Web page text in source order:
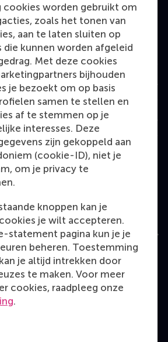
cookies worden gebruikt om
zoals het tonen van
aan te laten sluiten op
die kunnen worden afgeleid
Met deze cookies
bijhouden
je bezoekt om op basis
samen te stellen en
af te stemmen op je
interesses. Deze
zijn gekoppeld aan
(cookie-ID), niet je
om je privacy te
knoppen kan je
je wilt accepteren.
statement pagina kun je je
beheren. Toestemming
je altijd intrekken door
te maken. Voor meer
cookies, raadpleeg onze
.
YouTube
Statement
Disclaimer
Cookie policy